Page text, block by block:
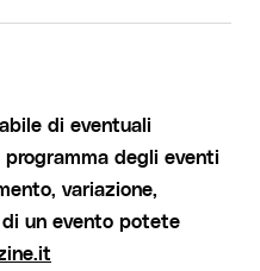
di eventuali
degli eventi
variazione,
un evento potete